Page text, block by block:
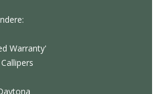
Warranty'